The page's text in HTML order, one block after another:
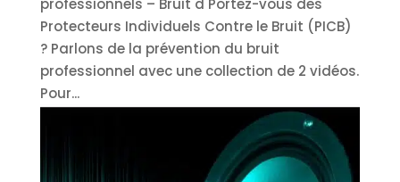
professionnels – Bruit d Portez-vous des
Protecteurs Individuels Contre le Bruit (PICB)
? Parlons de la prévention du bruit
professionnel avec une collection de 2 vidéos.
Pour...